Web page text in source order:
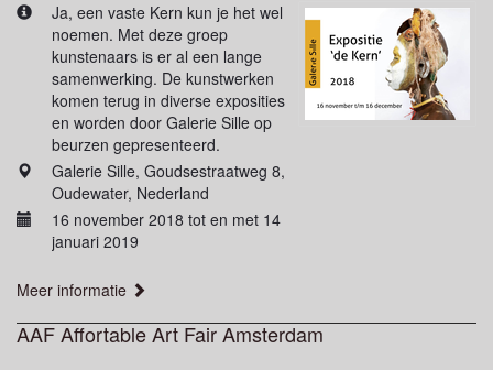
Ja, een vaste Kern kun je het wel
noemen. Met deze groep
kunstenaars is er al een lange
samenwerking. De kunstwerken
komen terug in diverse exposities
en worden door Galerie Sille op
beurzen gepresenteerd.
Galerie Sille, Goudsestraatweg 8,
Oudewater, Nederland
16 november 2018 tot en met 14
januari 2019
Meer informatie
AAF Affortable Art Fair Amsterdam